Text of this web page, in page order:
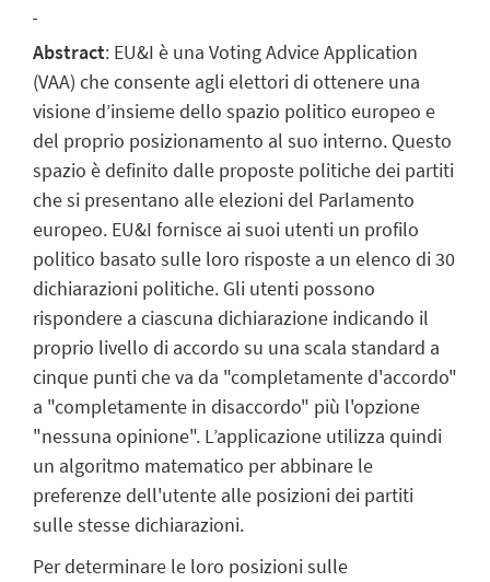
Abstract: EU&I è una Voting Advice Application
(VAA) che consente agli elettori di ottenere una
visione d’insieme dello spazio politico europeo e
del proprio posizionamento al suo interno. Questo
spazio è definito dalle proposte politiche dei partiti
che si presentano alle elezioni del Parlamento
europeo. EU&I fornisce ai suoi utenti un profilo
politico basato sulle loro risposte a un elenco di 30
dichiarazioni politiche. Gli utenti possono
rispondere a ciascuna dichiarazione indicando il
proprio livello di accordo su una scala standard a
cinque punti che va da "completamente d'accordo"
a "completamente in disaccordo" più l'opzione
"nessuna opinione". L’applicazione utilizza quindi
un algoritmo matematico per abbinare le
preferenze dell'utente alle posizioni dei partiti
sulle stesse dichiarazioni.
Per determinare le loro posizioni sulle